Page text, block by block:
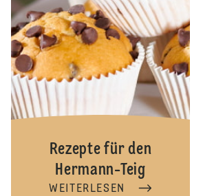
Rezepte für den
Hermann-Teig
WEITERLESEN